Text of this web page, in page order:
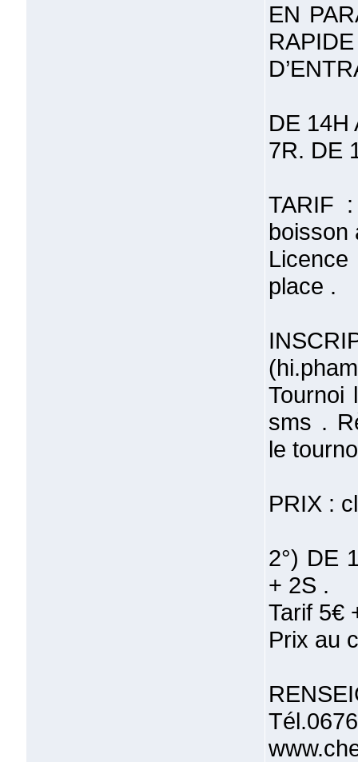
EN
DE 14H
7R. DE
TARIF
boisson
place .
Tournoi
sms .
le
PRIX :
2°) DE
+ 2S .
Tarif 5€
Prix au